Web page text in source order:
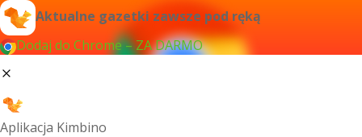
Aktualne gazetki zawsze pod ręką
Dodaj do Chrome – ZA DARMO
Aplikacja Kimbino